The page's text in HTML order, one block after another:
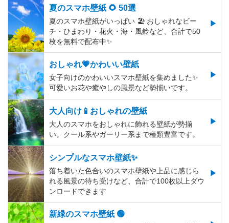
夏のスマホ壁紙 🌻 50選
夏のスマホ壁紙がいっぱい 🏖 おしゃれなビー
チ・ひまわり・花火・海・風鈴など、合計で50
枚を無料で配布中✨
おしゃれ💗かわいい壁紙
女子向けのかわいいスマホ壁紙を集めました✨
可愛いお花や癒やしの風景など勢揃いです。
大人向け📱おしゃれの壁紙
大人のスマホをおしゃれに飾れる壁紙が勢揃
い。クール系やガーリー系まで種類豊富です。
シンプルなスマホ壁紙✨
落ち着いた色合いのスマホ壁紙や上品に感じら
れる風景の待ち受けなど、合計で100枚以上ダウ
ンロードできます
新緑のスマホ壁紙 🟢